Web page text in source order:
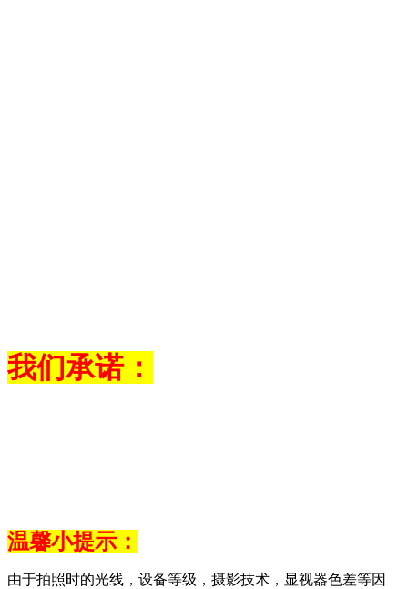
我们承诺：
温馨小提示：
由于拍照时的光线，设备等级，摄影技术，显视器色差等因